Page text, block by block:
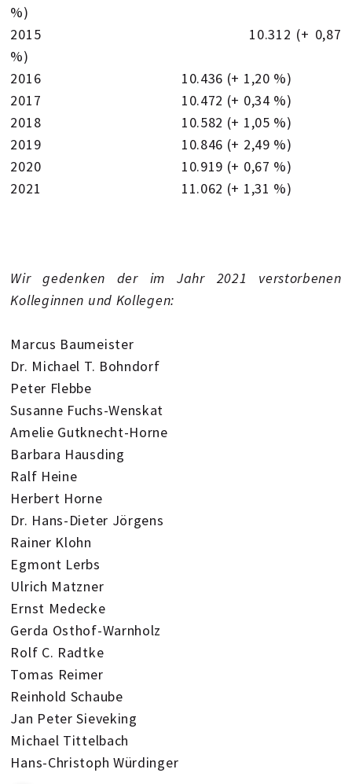
%)
2015 10.312 (+ 0,87
%)
2016 10.436 (+ 1,20 %)
2017 10.472 (+ 0,34 %)
2018 10.582 (+ 1,05 %)
2019 10.846 (+ 2,49 %)
2020 10.919 (+ 0,67 %)
2021 11.062 (+ 1,31 %)
Wir gedenken der im Jahr 2021 verstorbenen
Kolleginnen und Kollegen:
Marcus Baumeister
Dr. Michael T. Bohndorf
Peter Flebbe
Susanne Fuchs-Wenskat
Amelie Gutknecht-Horne
Barbara Hausding
Ralf Heine
Herbert Horne
Dr. Hans-Dieter Jörgens
Rainer Klohn
Egmont Lerbs
Ulrich Matzner
Ernst Medecke
Gerda Osthof-Warnholz
Rolf C. Radtke
Tomas Reimer
Reinhold Schaube
Jan Peter Sieveking
Michael Tittelbach
Hans-Christoph Würdinger